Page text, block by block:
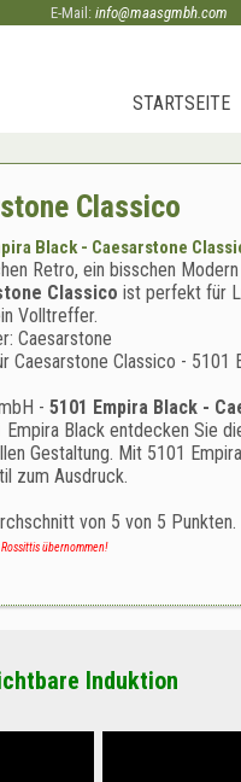
E-Mail: info@maasgmbh.com
STARTSEITE
Classico
Black - Caesarstone
Retro, ein bisschen
Classico ist perfekt für
Volltreffer.
Caesarstone
Caesarstone Classico - 5101
- 5101 Empira Black -
Empira Black entdecken Sie
Gestaltung. Mit 5101
zum Ausdruck.
von 5 von 5 Punkten.
übernommen!
Induktion